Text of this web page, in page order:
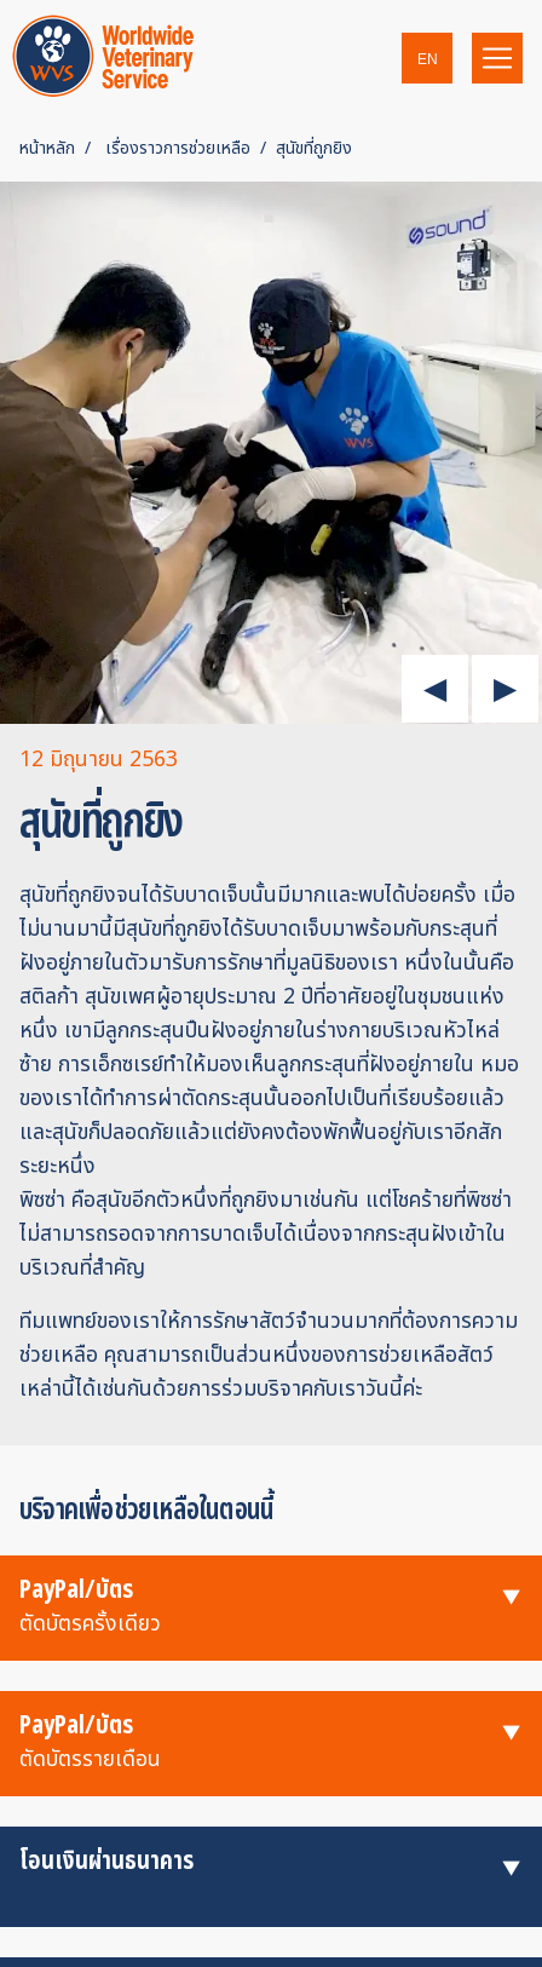
EN
หน้าหลัก เรื่องราวการช่วยเหลือ สุนัขที่ถูกยิง
12 มิถุนายน 2563
สุนัขที่ถูกยิง
สุนัขที่ถูกยิงจนได้รับบาดเจ็บนั้นมีมากและพบได้บ่อยครั้ง เมื่อ
ไม่นานมานี้มีสุนัขที่ถูกยิงได้รับบาดเจ็บมาพร้อมกับกระสุนที่
ฝังอยู่ภายในตัวมารับการรักษาที่มูลนิธิของเรา หนึ่งในนั้นคือ
สติลก้า สุนัขเพศผู้อายุประมาณ 2 ปีที่อาศัยอยู่ในชุมชนแห่ง
หนึ่ง เขามีลูกกระสุนปืนฝังอยู่ภายในร่างกายบริเวณหัวไหล่
ซ้าย การเอ็กซเรย์ทำให้มองเห็นลูกกระสุนที่ฝังอยู่ภายใน หมอ
ของเราได้ทำการผ่าตัดกระสุนนั้นออกไปเป็นที่เรียบร้อยแล้ว
และสุนัขก็ปลอดภัยแล้วแต่ยังคงต้องพักฟื้นอยู่กับเราอีกสัก
ระยะหนึ่ง
พิซซ่า คือสุนัขอีกตัวหนึ่งที่ถูกยิงมาเช่นกัน แต่โชคร้ายที่พิซซ่า
ไม่สามารถรอดจากการบาดเจ็บได้เนื่องจากกระสุนฝังเข้าใน
บริเวณที่สำคัญ
ทีมแพทย์ของเราให้การรักษาสัตว์จำนวนมากที่ต้องการความ
ช่วยเหลือ คุณสามารถเป็นส่วนหนึ่งของการช่วยเหลือสัตว์
เหล่านี้ได้เช่นกันด้วยการร่วมบริจาคกับเราวันนี้ค่ะ
บริจาคเพื่อช่วยเหลือในตอนนี้
PayPal/บัตร
ตัดบัตรครั้งเดียว
PayPal/บัตร
ตัดบัตรรายเดือน
โอนเงินผ่านธนาคาร